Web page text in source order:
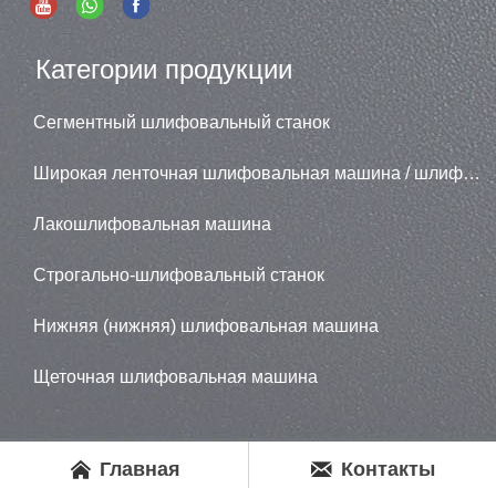
Категории продукции
Сегментный шлифовальный станок
Широкая ленточная шлифовальная машина / шлифовальная машина
Лакошлифовальная машина
Строгально-шлифовальный станок
Нижняя (нижняя) шлифовальная машина
Щеточная шлифовальная машина
 Главная  Контакты